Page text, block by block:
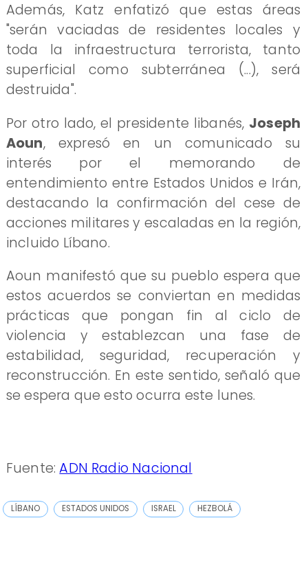
Además, Katz enfatizó que estas áreas
"serán vaciadas de residentes locales y
toda la infraestructura terrorista, tanto
superficial como subterránea (...), será
destruida".
Por otro lado, el presidente libanés, Joseph
Aoun, expresó en un comunicado su
interés por el memorando de
entendimiento entre Estados Unidos e Irán,
destacando la confirmación del cese de
acciones militares y escaladas en la región,
incluido Líbano.
Aoun manifestó que su pueblo espera que
estos acuerdos se conviertan en medidas
prácticas que pongan fin al ciclo de
violencia y establezcan una fase de
estabilidad, seguridad, recuperación y
reconstrucción. En este sentido, señaló que
se espera que esto ocurra este lunes.
Fuente:ADN Radio Nacional
LÍBANO ESTADOS UNIDOS ISRAEL HEZBOLÁ